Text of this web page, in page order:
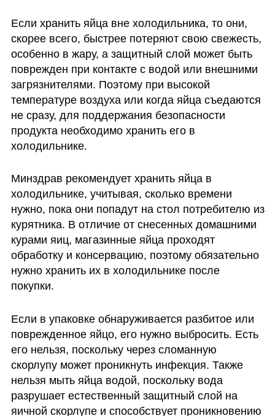
Если хранить яйца вне холодильника, то они,
скорее всего, быстрее потеряют свою свежесть,
особенно в жару, а защитный слой может быть
поврежден при контакте с водой или внешними
загрязнителями. Поэтому при высокой
температуре воздуха или когда яйца съедаются
не сразу, для поддержания безопасности
продукта необходимо хранить его в
холодильнике.
Минздрав рекомендует хранить яйца в
холодильнике, учитывая, сколько времени
нужно, пока они попадут на стол потребителю из
курятника. В отличие от снесенных домашними
курами яиц, магазинные яйца проходят
обработку и консервацию, поэтому обязательно
нужно хранить их в холодильнике после
покупки.
Если в упаковке обнаруживается разбитое или
поврежденное яйцо, его нужно выбросить. Есть
его нельзя, поскольку через сломанную
скорлупу может проникнуть инфекция. Также
нельзя мыть яйца водой, поскольку вода
разрушает естественный защитный слой на
яичной скорлупе и способствует проникновению